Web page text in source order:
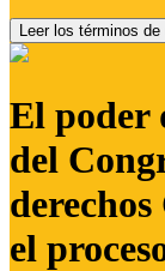
Leer los términos de
El poder
del
el